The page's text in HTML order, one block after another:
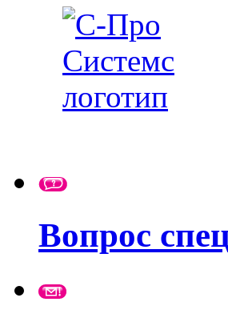
Вопрос